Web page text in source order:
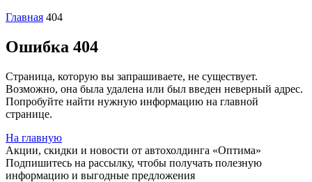
Главная 404
Ошибка 404
Страница, которую вы запрашиваете, не существует.
Возможно, она была удалена или был введен неверный адрес.
Попробуйте найти нужную информацию на главной
странице.
На главную
Акции, скидки и новости от автохолдинга «Оптима»
Подпишитесь на рассылку, чтобы получать полезную
информацию и выгодные предложения